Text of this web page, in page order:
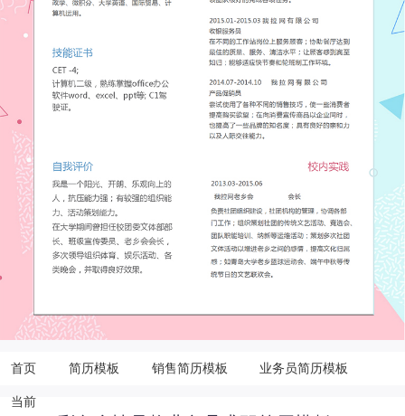
首页 简历模板 销售简历模板 业务员简历模板
当前